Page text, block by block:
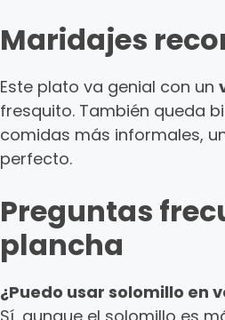
Maridajes
Este plato va genial con un
fresquito. También queda
comidas más informales,
perfecto.
Preguntas
plancha
¿Puedo usar solomillo en